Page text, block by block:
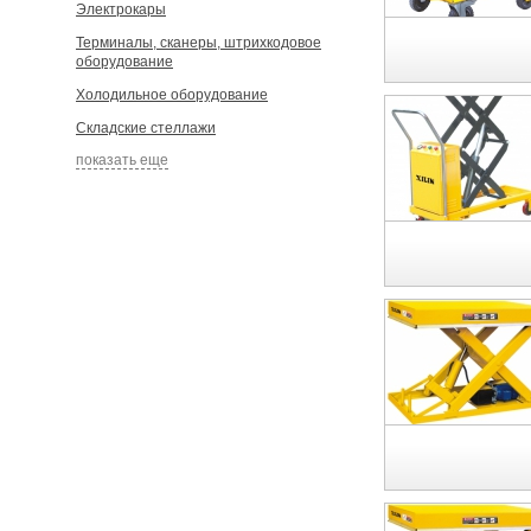
Электрокары
Терминалы, сканеры, штрихкодовое
оборудование
Холодильное оборудование
Складские стеллажи
показать еще